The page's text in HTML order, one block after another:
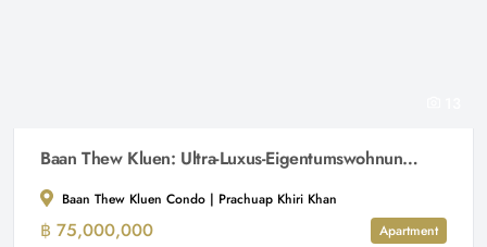
Baan Thew Kluen: Ultra-Luxus-Eigentumswohnung am Strand mit beeindruckendem Meerblick
Baan Thew Kluen Condo | Prachuap Khiri Khan
฿ 75,000,000
Apartment